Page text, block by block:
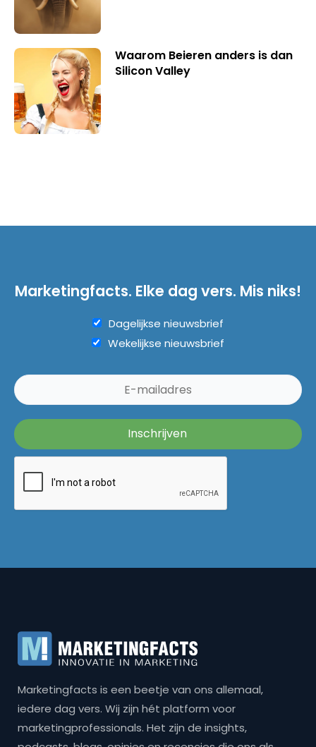
Waarom Beieren anders is dan
Silicon Valley
Marketingfacts. Elke dag vers. Mis niks!
Dagelijkse nieuwsbrief
Wekelijkse nieuwsbrief
Marketingfacts is een beetje van ons allemaal,
iedere dag vers. Wij zijn hét platform voor
marketingprofessionals. Het zijn de insights,